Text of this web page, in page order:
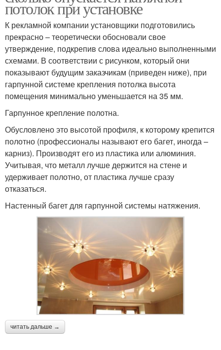
потолок при установке
К рекламной компании установщики подготовились
прекрасно – теоретически обосновали свое
утверждение, подкрепив слова идеально выполненными
схемами. В соответствии с рисунком, который они
показывают будущим заказчикам (приведен ниже), при
гарпунной системе крепления потолка высота
помещения минимально уменьшается на 35 мм.
Гарпунное крепление полотна.
Обусловлено это высотой профиля, к которому крепится
полотно (профессионалы называют его багет, иногда –
карниз). Производят его из пластика или алюминия.
Учитывая, что металл лучше держится на стене и
удерживает полотно, от пластика лучше сразу
отказаться.
Настенный багет для гарпунной системы натяжения.
читать дальше →